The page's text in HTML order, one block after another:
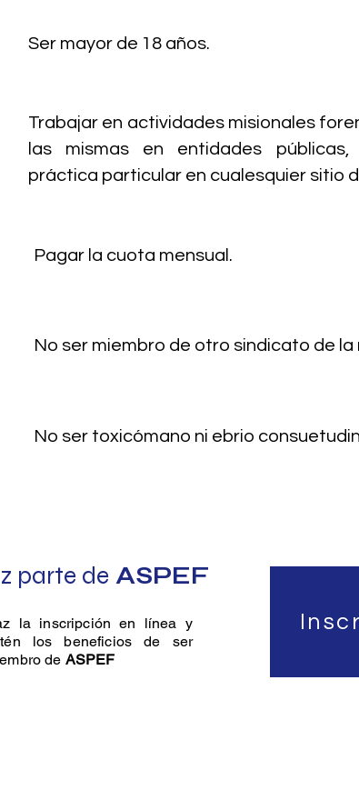
Ser mayor de 18 años.
Trabajar en actividades misionales
las mismas en entidades
práctica particular en cualesquier sitio
Pagar la cuota mensual.
No ser miembro de otro sindicato de
No ser toxicómano ni ebrio
parte deASPEF
la inscripción en línea y
los beneficios de ser
de ASPEF